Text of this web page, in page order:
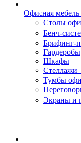
Офисная
Cтолы
Бенч-
Брифинг-
Гардеробы
Шкафы
Стеллажи
Тумбы
Экраны и